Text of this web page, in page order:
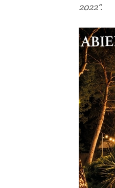
2022”.